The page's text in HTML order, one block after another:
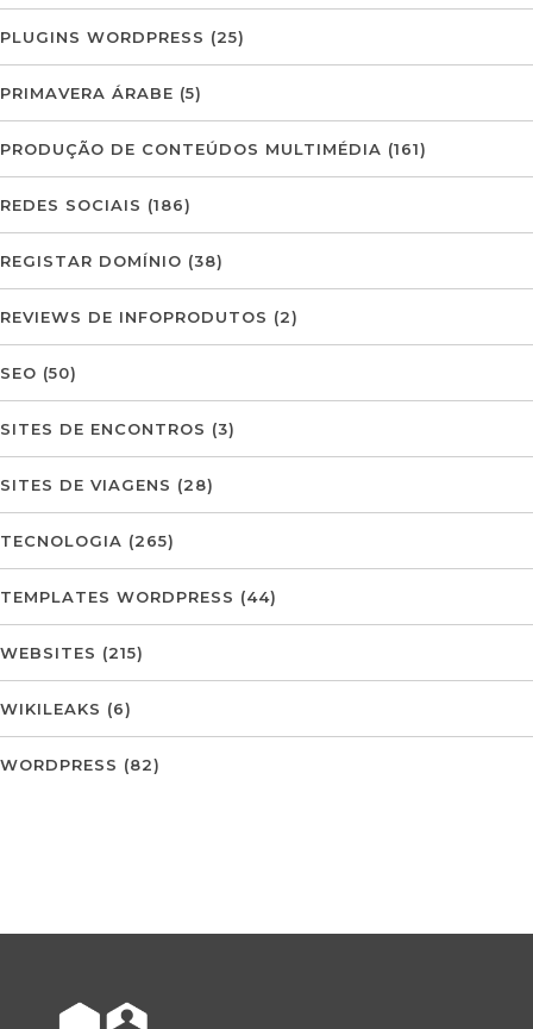
PLUGINS WORDPRESS (25)
PRIMAVERA ÁRABE (5)
PRODUÇÃO DE CONTEÚDOS MULTIMÉDIA (161)
REDES SOCIAIS (186)
REGISTAR DOMÍNIO (38)
REVIEWS DE INFOPRODUTOS (2)
SEO (50)
SITES DE ENCONTROS (3)
SITES DE VIAGENS (28)
TECNOLOGIA (265)
TEMPLATES WORDPRESS (44)
WEBSITES (215)
WIKILEAKS (6)
WORDPRESS (82)